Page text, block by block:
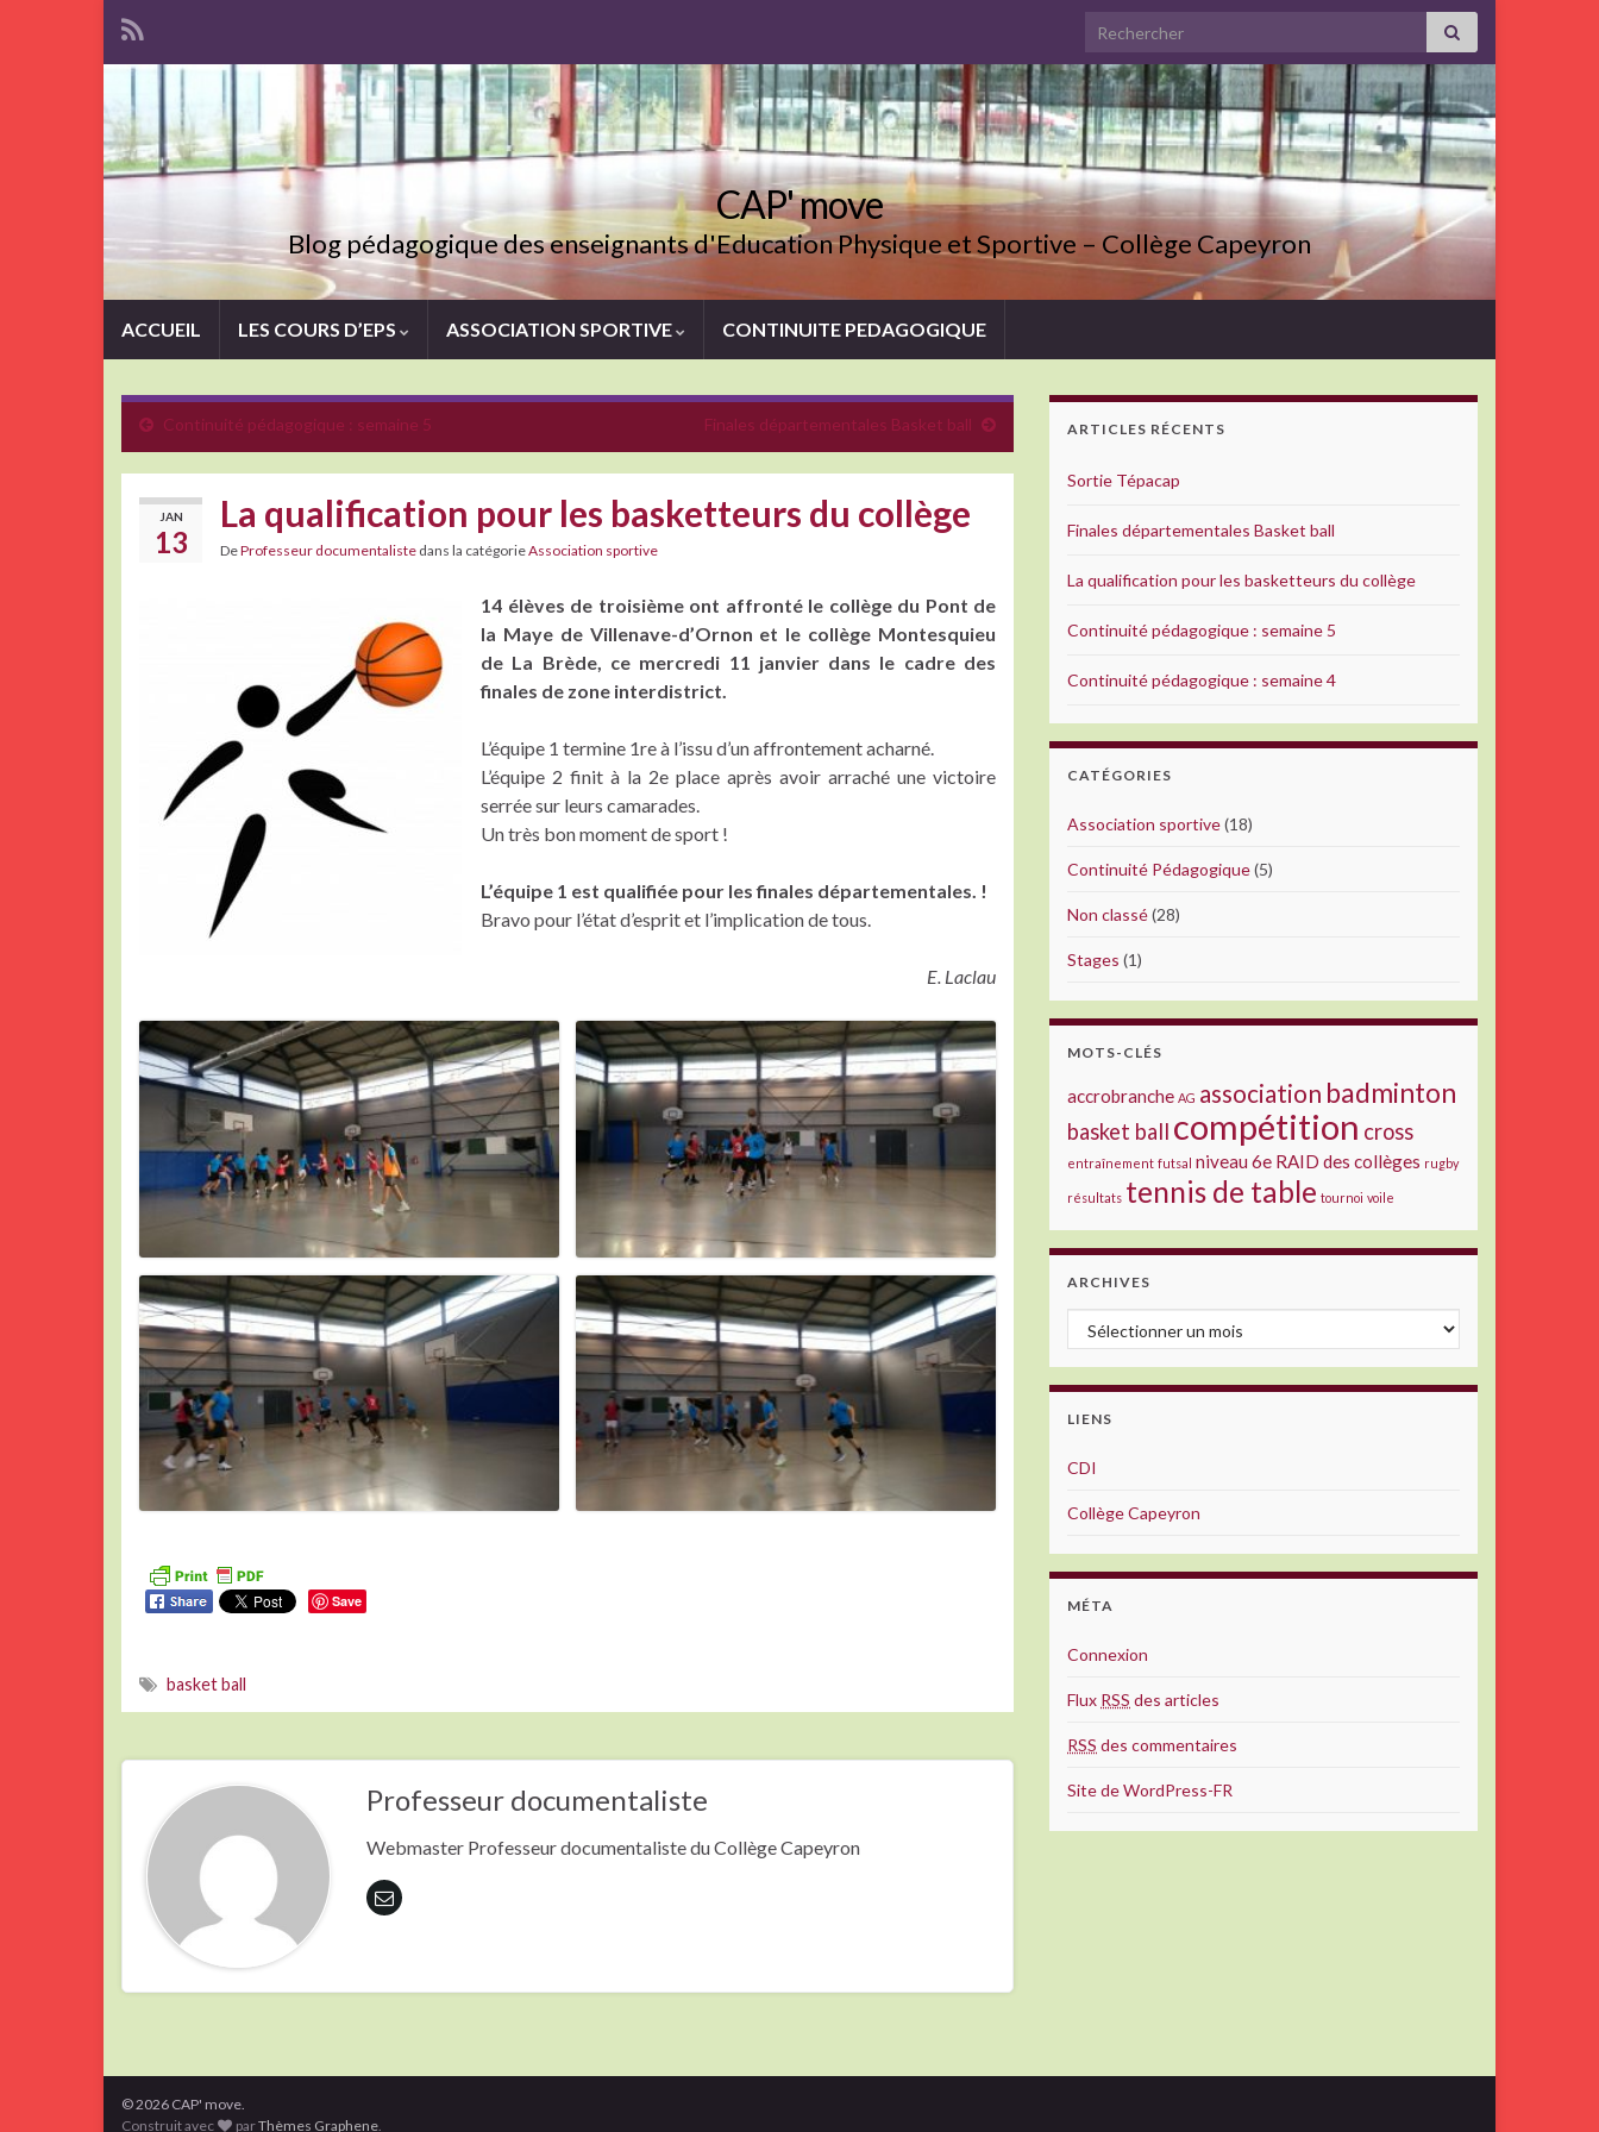
Search for:
CAP' move
Blog pédagogique des enseignants d'Education Physique et Sportive – Collège Capeyron
ACCUEIL LES COURS D’EPS ASSOCIATION SPORTIVE CONTINUITE PEDAGOGIQUE
Continuité pédagogique : semaine 5 Finales départementales Basket ball
JAN
13
La qualification pour les basketteurs du collège
DeProfesseur documentaliste dans la catégorieAssociation sportive
14 élèves de troisième ont affronté le collège du Pont de
la Maye de Villenave-d’Ornon et le collège Montesquieu
de La Brède, ce mercredi 11 janvier dans le cadre des
finales de zone interdistrict.
L’équipe 1 termine 1re à l’issu d’un affrontement acharné.
L’équipe 2 finit à la 2e place après avoir arraché une victoire
serrée sur leurs camarades.
Un très bon moment de sport !
L’équipe 1 est qualifiée pour les finales départementales. !
Bravo pour l’état d’esprit et l’implication de tous.
E. Laclau
Save
basket ball
Professeur documentaliste
Webmaster Professeur documentaliste du Collège Capeyron
ARTICLES RÉCENTS
Sortie Tépacap
Finales départementales Basket ball
La qualification pour les basketteurs du collège
Continuité pédagogique : semaine 5
Continuité pédagogique : semaine 4
CATÉGORIES
Association sportive(18)
Continuité Pédagogique(5)
Non classé(28)
Stages (1)
MOTS-CLÉS
accrobranche AG association badminton
basket ball compétition cross
entraînement futsal niveau 6e RAID des collèges rugby
résultats tennis de table tournoi voile
ARCHIVES
Archives
LIENS
CDI
Collège Capeyron
MÉTA
Connexion
Flux RSS des articles
RSS des commentaires
Site de WordPress-FR
© 2026 CAP' move.
Construit avec
parThèmes Graphene.